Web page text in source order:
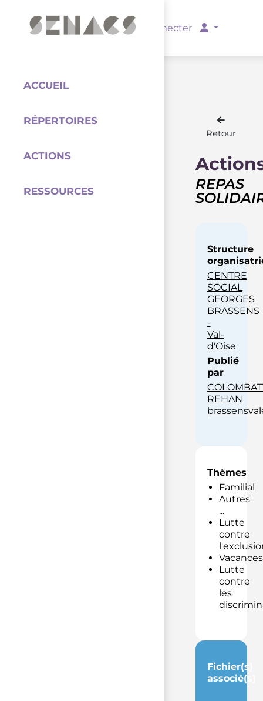
Se connecter
ACCUEIL
RÉPERTOIRES
ACTIONS
RESSOURCES
Retour
REPAS
Structure
CENTRE
SOCIAL
GEORGES
BRASSENS
-
Val-
d'Oise
Publié
par
REHAN
Thèmes
Familial
Autres
...
Lutte
contre
Vacances
Lutte
contre
les
Fichier(s)
associé(s)